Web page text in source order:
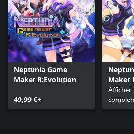
Neptunia Game
Maker R:Evolution
49,99 €+
Maker
Set
Afficher